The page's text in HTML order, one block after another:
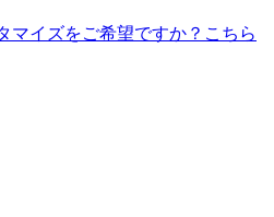
マイズをご希望ですか？こちら